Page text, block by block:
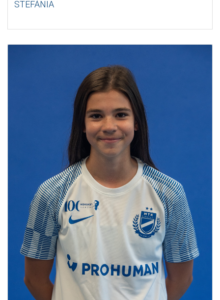
STEFÁNIA